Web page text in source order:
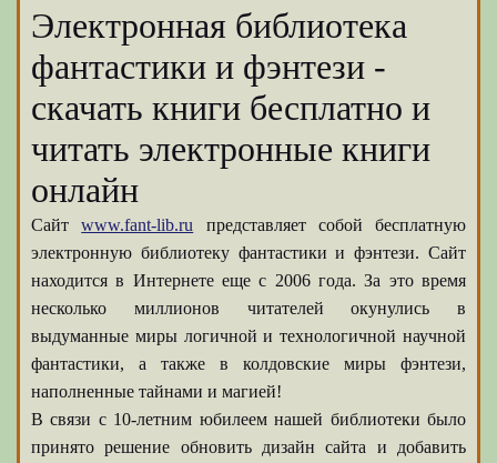
Электронная библиотека
фантастики и фэнтези -
скачать книги бесплатно и
читать электронные книги
онлайн
Сайтwww.fant-lib.ru представляет собой бесплатную
электронную библиотеку фантастики и фэнтези. Сайт
находится в Интернете еще с 2006 года. За это время
несколько миллионов читателей окунулись в
выдуманные миры логичной и технологичной научной
фантастики, а также в колдовские миры фэнтези,
наполненные тайнами и магией!
В связи с 10-летним юбилеем нашей библиотеки было
принято решение обновить дизайн сайта и добавить